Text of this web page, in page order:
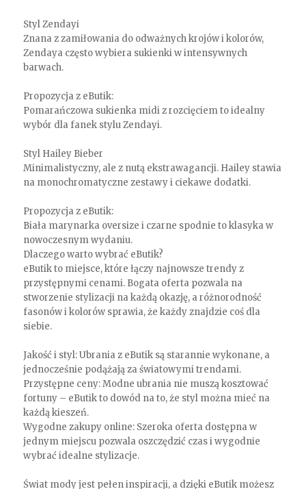
Styl Zendayi
Znana z zamiłowania do odważnych krojów i kolorów,
Zendaya często wybiera sukienki w intensywnych
barwach.
Propozycja z eButik:
Pomarańczowa sukienka midi z rozcięciem to idealny
wybór dla fanek stylu Zendayi.
Styl Hailey Bieber
Minimalistyczny, ale z nutą ekstrawagancji. Hailey stawia
na monochromatyczne zestawy i ciekawe dodatki.
Propozycja z eButik:
Biała marynarka oversize i czarne spodnie to klasyka w
nowoczesnym wydaniu.
Dlaczego warto wybrać eButik?
eButik to miejsce, które łączy najnowsze trendy z
przystępnymi cenami. Bogata oferta pozwala na
stworzenie stylizacji na każdą okazję, a różnorodność
fasonów i kolorów sprawia, że każdy znajdzie coś dla
siebie.
Jakość i styl: Ubrania z eButik są starannie wykonane, a
jednocześnie podążają za światowymi trendami.
Przystępne ceny: Modne ubrania nie muszą kosztować
fortuny – eButik to dowód na to, że styl można mieć na
każdą kieszeń.
Wygodne zakupy online: Szeroka oferta dostępna w
jednym miejscu pozwala oszczędzić czas i wygodnie
wybrać idealne stylizacje.
Świat mody jest pełen inspiracji, a dzięki eButik możesz